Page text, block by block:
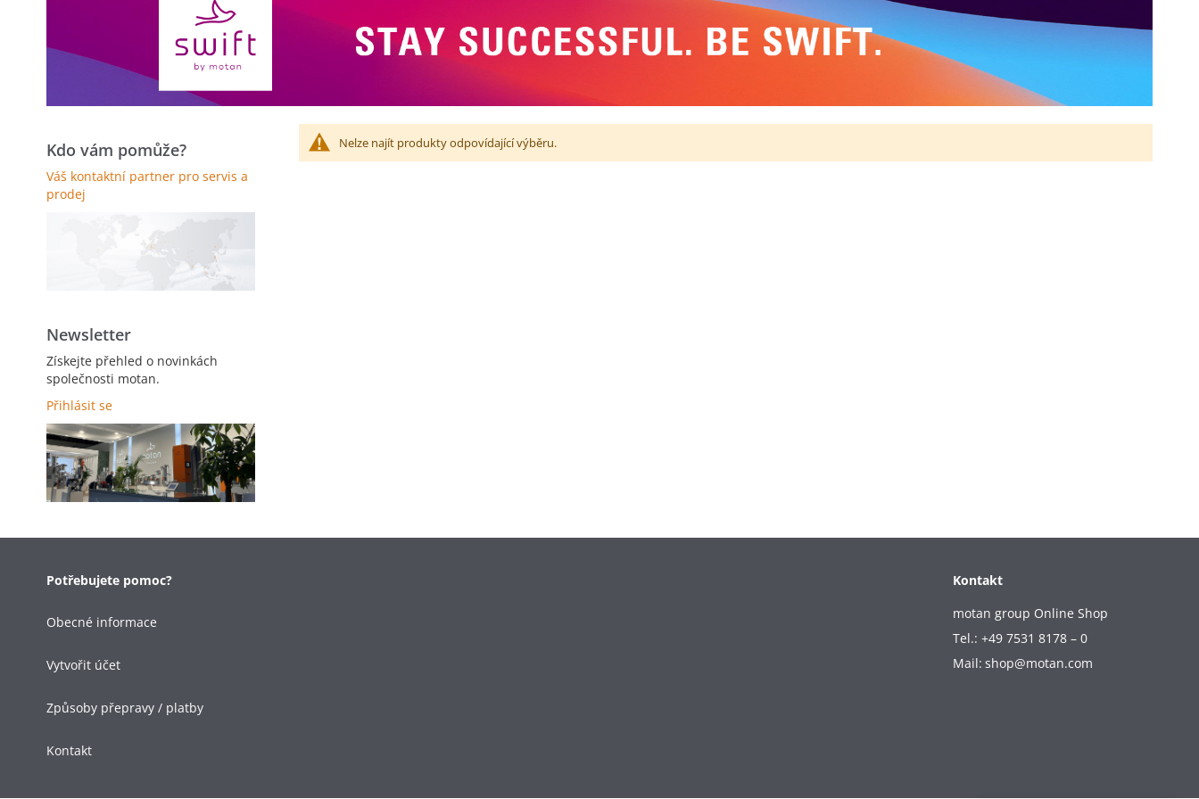
Nelze najít produkty odpovídající výběru.
Kdo vám pomůže?
Váš kontaktní partner pro servis a
prodej
Newsletter
Získejte přehled o novinkách
společnosti motan.
Přihlásit se
Potřebujete pomoc?
Obecné informace
Vytvořit účet
Způsoby přepravy / platby
Kontakt
Kontakt
motan group Online Shop
Tel.: +49 7531 8178 – 0
Mail: shop@motan.com